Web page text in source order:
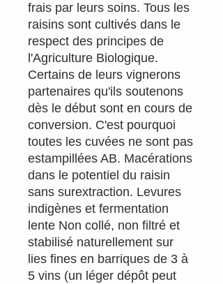
frais par leurs soins. Tous les
raisins sont cultivés dans le
respect des principes de
l'Agriculture Biologique.
Certains de leurs vignerons
partenaires qu'ils soutenons
dès le début sont en cours de
conversion. C'est pourquoi
toutes les cuvées ne sont pas
estampillées AB. Macérations
dans le potentiel du raisin
sans surextraction. Levures
indigènes et fermentation
lente Non collé, non filtré et
stabilisé naturellement sur
lies fines en barriques de 3 à
5 vins (un léger dépôt peut